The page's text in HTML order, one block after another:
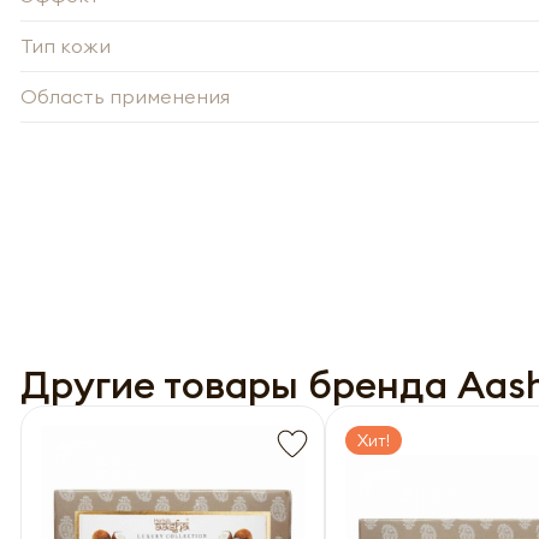
Тип кожи
Область применения
Другие товары бренда
Хит!
года